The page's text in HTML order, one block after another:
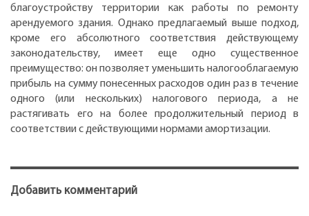
благоустройству территории как работы по ремонту
арендуемого здания. Однако предлагаемый выше подход,
кроме его абсолютного соответствия действующему
законодательству, имеет еще одно существенное
преимущество: он позволяет уменьшить налогооблагаемую
прибыль на сумму понесенных расходов один раз в течение
одного (или нескольких) налогового периода, а не
растягивать его на более продолжительный период в
соответствии с действующими нормами амортизации.
Добавить комментарий